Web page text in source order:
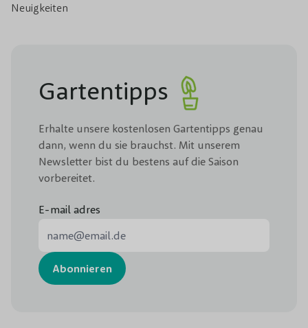
Neuigkeiten
Gartentipps
Erhalte unsere kostenlosen Gartentipps genau
dann, wenn du sie brauchst. Mit unserem
Newsletter bist du bestens auf die Saison
vorbereitet.
E-mail adres
Abonnieren